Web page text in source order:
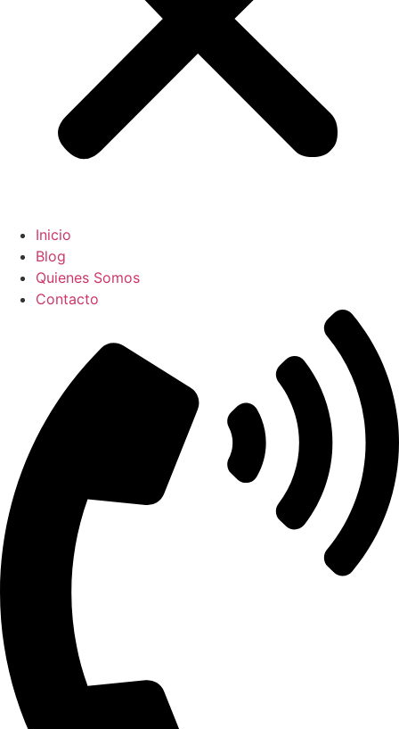
Inicio
Blog
Quienes Somos
Contacto